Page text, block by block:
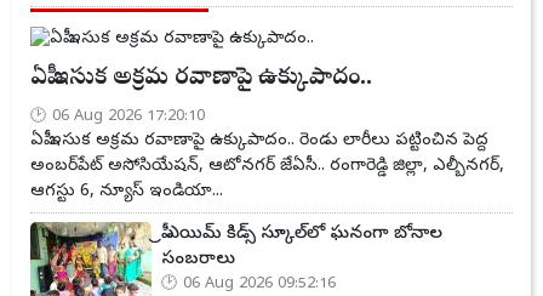
ఏపీ ఇసుక అక్రమ రవాణాపై ఉక్కుపాదం..
06 Aug 2026 17:20:10
ఏపీ ఇసుక అక్రమ రవాణాపై ఉక్కుపాదం.. రెండు లారీలు పట్టించిన పెద్ద
అంబర్‌పేట్ అసోసియేషన్, ఆటోనగర్ జేఏసీ.. రంగారెడ్డి జిల్లా, ఎల్బీనగర్,
ఆగస్టు 6, న్యూస్ ఇండియా...
ప్రీ ఎయిమ్ కిడ్స్ స్కూల్‌లో ఘనంగా బోనాల
సంబరాలు
06 Aug 2026 09:52:16